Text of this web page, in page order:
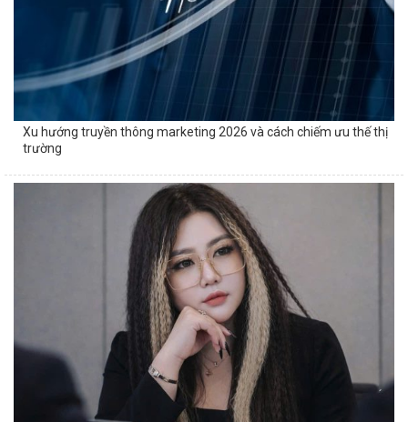
Xu hướng truyền thông marketing 2026 và cách chiếm ưu thế thị
trường